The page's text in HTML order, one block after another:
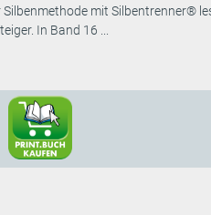
mit Silbentrenner®
In Band 16 ...